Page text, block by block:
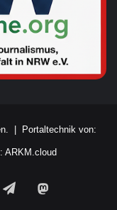
| Portaltechnik von:
ARKM.cloud
Telegram